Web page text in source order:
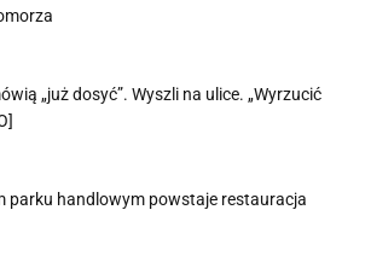
„już dosyć”. Wyszli na ulice. „Wyrzucić
parku handlowym powstaje restauracja